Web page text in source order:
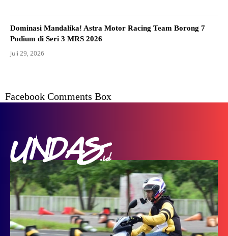
Dominasi Mandalika! Astra Motor Racing Team Borong 7
Podium di Seri 3 MRS 2026
Juli 29, 2026
Facebook Comments Box